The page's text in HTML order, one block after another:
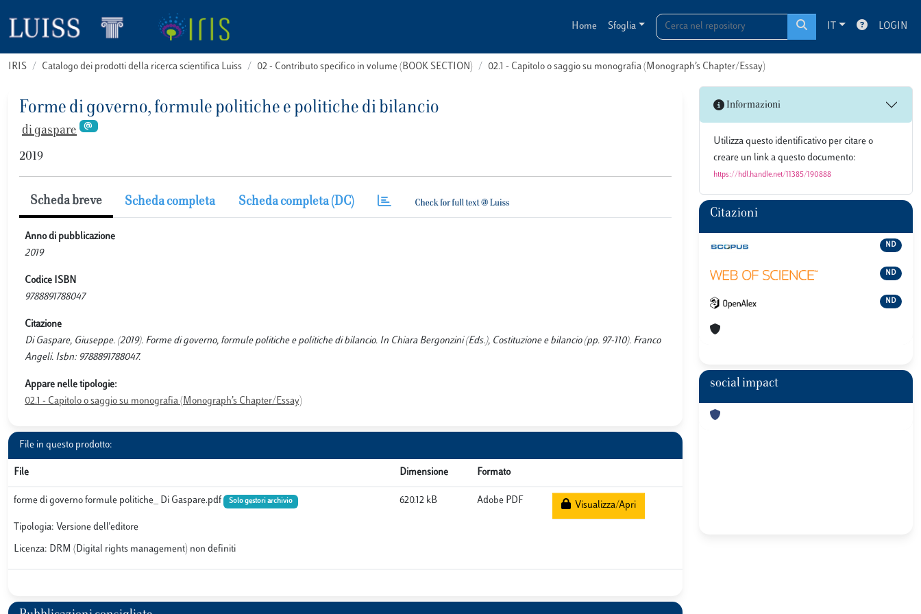
Home Sfoglia IT LOGIN
IRIS Catalogo dei prodotti della ricerca scientifica Luiss 02 - Contributo specifico in volume (BOOK SECTION) 02.1 - Capitolo o saggio su monografia (Monograph’s Chapter/Essay)
Forme di governo, formule politiche e politiche di bilancio
di gaspare
2019
Scheda breve Scheda completa Scheda completa (DC)
Anno di pubblicazione
2019
Codice ISBN
9788891788047
Citazione
Di Gaspare, Giuseppe. (2019). Forme di governo, formule politiche e politiche di bilancio. In Chiara Bergonzini (Eds.), Costituzione e bilancio (pp. 97-110). Franco
Angeli. Isbn: 9788891788047.
Appare nelle tipologie:
02.1 - Capitolo o saggio su monografia (Monograph’s Chapter/Essay)
File in questo prodotto:
File Dimensione Formato
forme di governo formule politiche_ Di Gaspare.pdf Solo gestori archivio
Tipologia: Versione dell'editore
Licenza: DRM (Digital rights management) non definiti
620.12 kB Adobe PDF Visualizza/Apri
Informazioni
Utilizza questo identificativo per citare o
creare un link a questo documento:
https://hdl.handle.net/11385/190888
Citazioni
ND
ND
ND
social impact